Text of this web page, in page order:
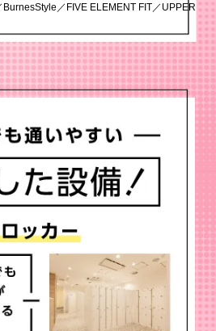
BurnesStyle／FIVE ELEMENT FIT／UPPER